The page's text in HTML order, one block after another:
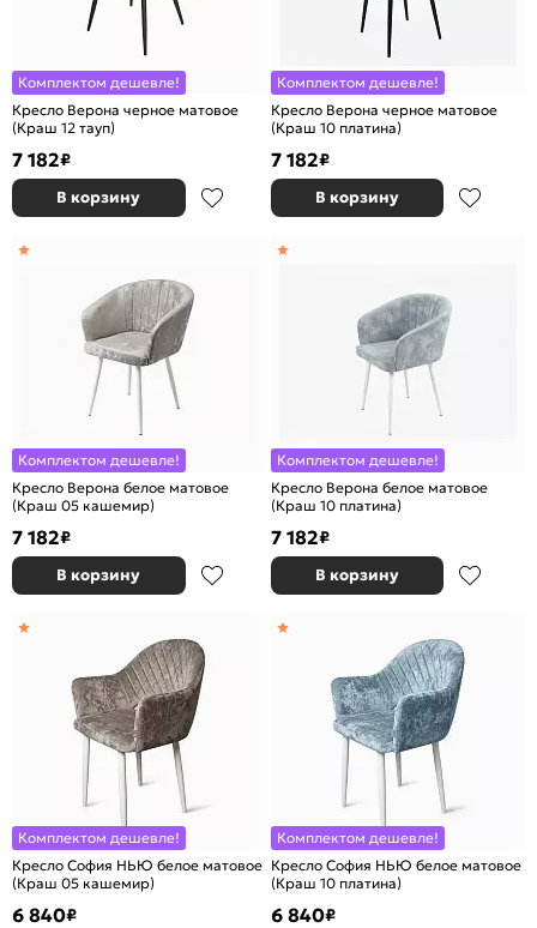
Комплектом дешевле!
Кресло Верона черное матовое
(Краш 12 тауп)
7 182₽
В корзину
Комплектом дешевле!
Кресло Верона черное матовое
(Краш 10 платина)
7 182₽
В корзину
Комплектом дешевле!
Кресло Верона белое матовое
(Краш 05 кашемир)
7 182₽
В корзину
Комплектом дешевле!
Кресло Верона белое матовое
(Краш 10 платина)
7 182₽
В корзину
Комплектом дешевле!
Кресло София НЬЮ белое матовое
(Краш 05 кашемир)
6 840₽
Комплектом дешевле!
Кресло София НЬЮ белое матовое
(Краш 10 платина)
6 840₽